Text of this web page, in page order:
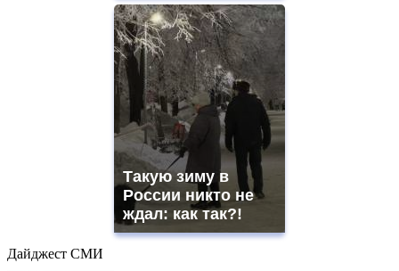
Такую зиму в
России никто не
ждал: как так?!
Дайджест СМИ